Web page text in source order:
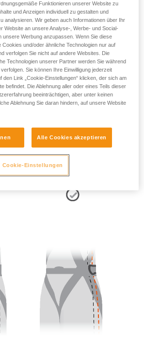
DER SEITLICHEN HALTEÖSEN:
müssen sich auf der Höhe der
Funktionieren unserer Website zu
und Anzeigen individuell zu gestalten und
analysieren. Wir geben auch Informationen über Ihr
Website an unsere Analyse-, Werbe- und Social-
unsere Werbung anzupassen. Wenn Sie diese
und/oder ähnliche Technologien nur auf
verfolgen Sie nicht auf andere Websites. Die
Technologien unserer Partner werden Sie während
Sie können Ihre Einwilligung jederzeit
den Link „Cookie-Einstellungen“ klicken, der sich am
befindet. Die Ablehnung aller oder eines Teils dieser
beeinträchtigen, aber unter keinen
Ablehnung Sie daran hindern, auf unsere Website
Alle Cookies akzeptieren
Cookie-Einstellungen